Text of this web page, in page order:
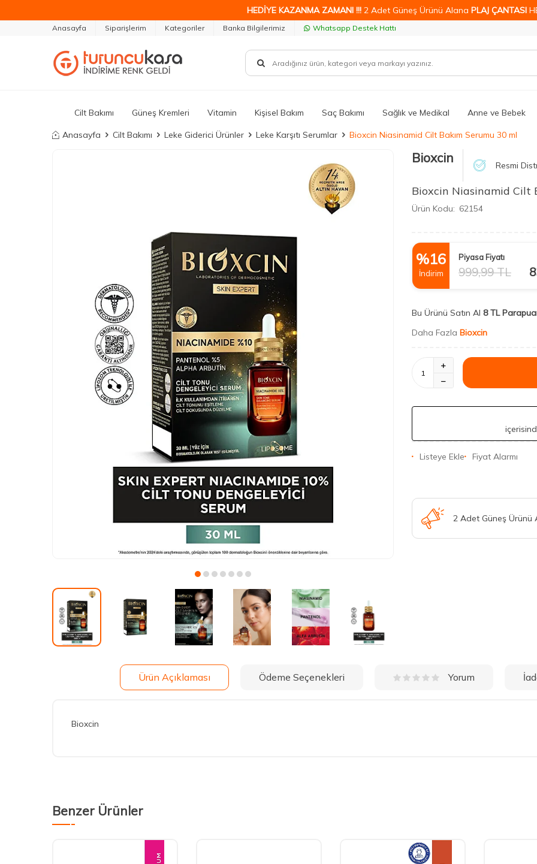
HEDİYE KAZANMA ZAMANI !!! 2 Adet Güneş Ürünü Alana PLAJ ÇANTASI
Anasayfa Siparişlerim Kategoriler Banka Bilgilerimiz Whatsapp Destek Hattı
Cilt Bakımı Güneş Kremleri Vitamin Kişisel Bakım Saç Bakımı Sağlık ve Medikal Anne ve Bebek
Anasayfa Cilt Bakımı Leke Giderici Ürünler Leke Karşıtı Serumlar Bioxcin Niasinamid Cilt Bakım Serumu 30 ml
Bioxcin Resmi
Bioxcin Niasinamid Cilt
Ürün Kodu: 62154
%16
İndirim
Piyasa Fiyatı
999,99TL
Bu Ürünü Satın Al 8 TL
Daha Fazla Bioxcin
Listeye Ekle Fiyat Alarmı
2 Adet Güneş Ürünü
Ürün Açıklaması Ödeme Seçenekleri Yorum
Bioxcin
Benzer Ürünler